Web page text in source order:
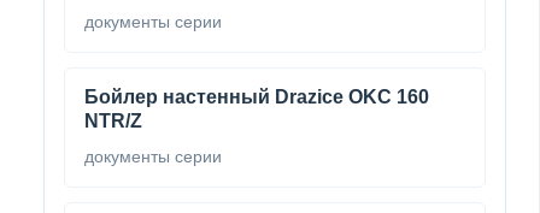
документы серии
Бойлер настенный Drazice OKC 160
NTR/Z
документы серии